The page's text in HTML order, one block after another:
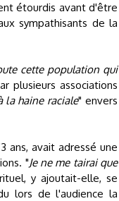
étourdis avant d'être
sympathisants de la
cette population qui
plusieurs associations
la haine raciale" envers
ans, avait adressé une
"Je ne me tairai que
y ajoutait-elle, se
lors de l'audience la